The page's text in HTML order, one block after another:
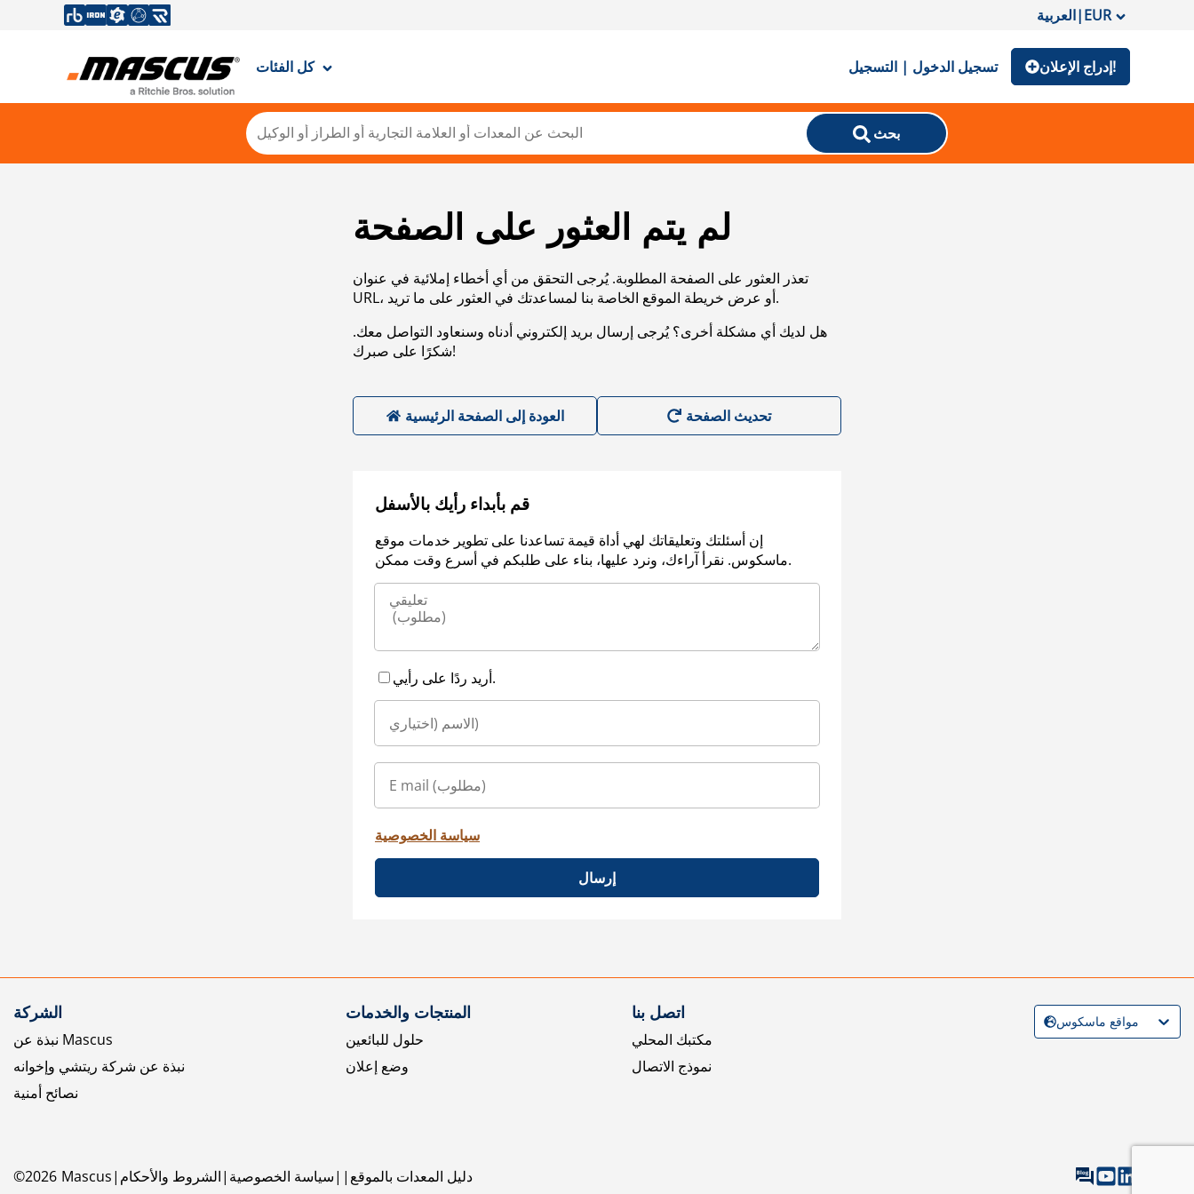
العربية|EUR
كل الفئات تسجيل الدخول | التسجيل إدراج الإعلان!
بحث
لم يتم العثور على الصفحة
تعذر العثور على الصفحة المطلوبة. يُرجى التحقق من أي أخطاء إملائية في عنوان
URL، أو عرض خريطة الموقع الخاصة بنا لمساعدتك في العثور على ما تريد.
هل لديك أي مشكلة أخرى؟ يُرجى إرسال بريد إلكتروني أدناه وسنعاود التواصل معك.
شكرًا على صبرك!
العودة إلى الصفحة الرئيسية
قم بأبداء رأيك بالأسفل
إن أسئلتك وتعليقاتك لهي أداة قيمة تساعدنا على تطوير خدمات موقع
ماسكوس. نقرأ آراءك، ونرد عليها، بناء على طلبكم في أسرع وقت ممكن.
أريد ردًا على رأيي.
سياسة الخصوصية
إرسال
الشركة
نبذة عن Mascus
نبذة عن شركة ريتشي وإخوانه
نصائح أمنية
المنتجات والخدمات
حلول للبائعين
وضع إعلان
اتصل بنا
مكتبك المحلي
نموذج الاتصال
©2026 Mascus الشروط والأحكام سياسة الخصوصية دليل المعدات بالموقع
مواقع ماسكوس